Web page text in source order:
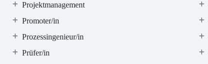
Projektmanagement
Promoter/in
Prozessingenieur/in
Prüfer/in